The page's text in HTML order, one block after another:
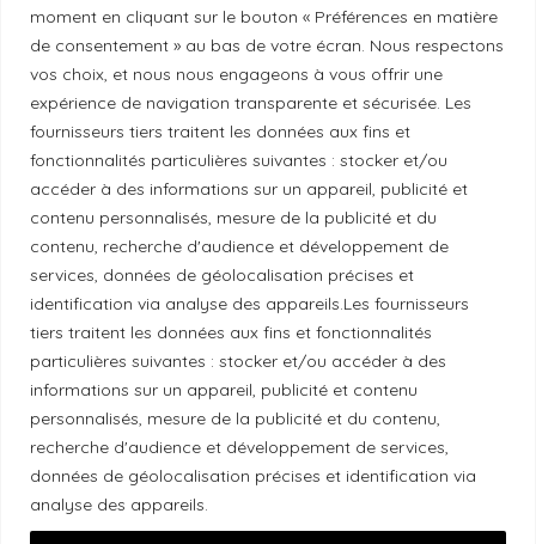
moment en cliquant sur le bouton « Préférences en matière
de consentement » au bas de votre écran. Nous respectons
vos choix, et nous nous engageons à vous offrir une
expérience de navigation transparente et sécurisée. Les
fournisseurs tiers traitent les données aux fins et
fonctionnalités particulières suivantes : stocker et/ou
accéder à des informations sur un appareil, publicité et
contenu personnalisés, mesure de la publicité et du
contenu, recherche d'audience et développement de
services, données de géolocalisation précises et
identification via analyse des appareils.Les fournisseurs
tiers traitent les données aux fins et fonctionnalités
particulières suivantes : stocker et/ou accéder à des
informations sur un appareil, publicité et contenu
personnalisés, mesure de la publicité et du contenu,
recherche d'audience et développement de services,
données de géolocalisation précises et identification via
analyse des appareils.
Politique de correction
Politique de diversité
Politique éthique
Reconnaissance du territoire
Local Market, marque portée par la société Les
Chats Gourmets Ltd. tient à souligner que ses
installations, situées au 511 Lacolle Way (Ottawa-
Orléans), se trouvent sur le territoire traditionnel non
cédé du peuple algonquin anichinabé. Nous
reconnaissons et remercions les peuples